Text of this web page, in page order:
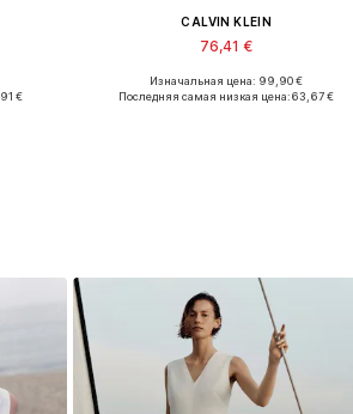
40
€
CALVIN KLEIN
76,41 €
Доступные размеры: One Size
Изначальная цена: 99,90 €
Последняя самая низкая цена:63,67 €